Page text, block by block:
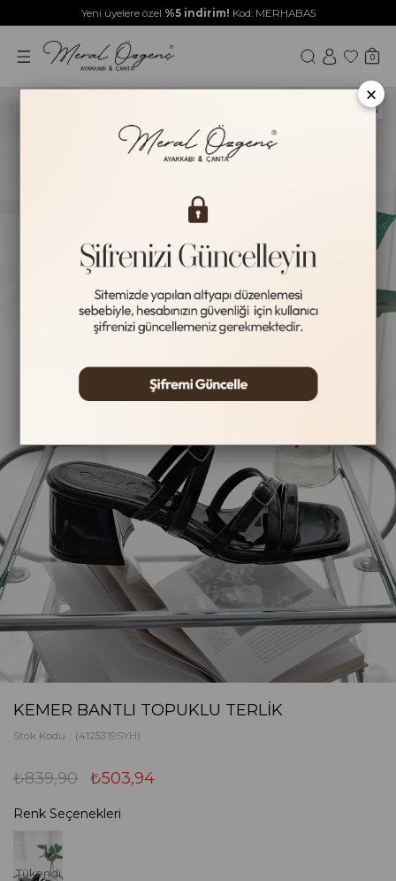
Yeni üyelere özel %5 indirim! Kod: MERHABA5
0
Yeni Ürün
KEMER BANTLI TOPUKLU TERLIK
Stok Kodu (4125319SYH)
₺839,90 ₺503,94
Renk Seçenekleri
Tükendi
×